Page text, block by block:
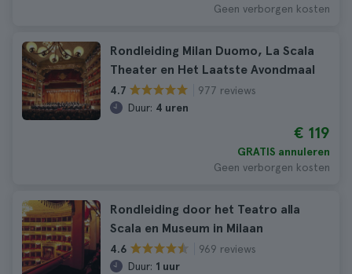
Geen verborgen kosten
Rondleiding Milan Duomo, La Scala
Theater en Het Laatste Avondmaal
4.7
977 reviews
Duur: 4 uren
€ 119
GRATIS annuleren
Geen verborgen kosten
Rondleiding door het Teatro alla
Scala en Museum in Milaan
4.6
969 reviews
Duur: 1 uur